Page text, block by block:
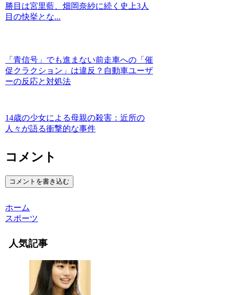
勝目は宮里藍、畑岡奈紗に続く史上3人
目の快挙とな...
「青信号」でも進まない前走車への「催
促クラクション」は違反？自動車ユーザ
ーの反応と対処法
14歳の少女による母親の殺害：近所の
人々が語る衝撃的な事件
コメント
コメントを書き込む
ホーム
スポーツ
人気記事